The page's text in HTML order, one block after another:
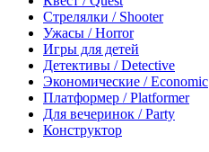
Стрелялки / Shooter
Ужасы / Horror
Игры для детей
Детективы / Detective
Экономические / Economic
Платформер / Platformer
Для вечеринок / Party
Конструктор